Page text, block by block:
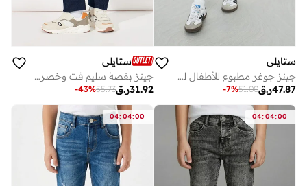
ستايلي
جينز جوغر مطبوع للأطفال لون رمادي
ر.ق47.87
51.00
-7%
ستايلي
جينز بقصة سليم فت وخصر مطاطي
ر.ق31.92
55.73
-43%
04:04:00
04:04:00